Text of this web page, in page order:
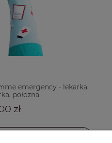
emergency - lekarka,
położna
zł